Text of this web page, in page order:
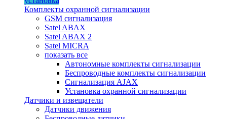
Комплекты охранной сигнализации
GSM сигнализация
Satel ABAX
Satel ABAX 2
Satel MICRA
показать все
Автономные комплекты сигнализации
Беспроводные комплекты сигнализации
Сигнализация AJAX
Установка охранной сигнализации
Датчики и извещатели
Датчики движения